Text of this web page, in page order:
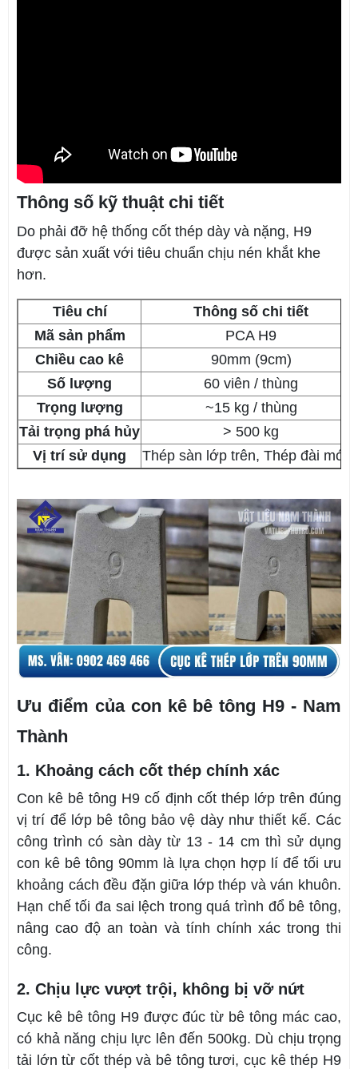
Thông số kỹ thuật chi tiết
Do phải đỡ hệ thống cốt thép dày và nặng, H9
được sản xuất với tiêu chuẩn chịu nén khắt khe
hơn.
Tiêu chí
Thông số chi tiết
Mã sản phẩm
PCA H9
Chiều cao kê
90mm (9cm)
Số lượng
60 viên / thùng
Trọng lượng
~15 kg / thùng
Tải trọng phá hủy
> 500 kg
Vị trí sử dụng
Thép sàn lớp trên, Thép đài
Ưu điểm của con kê bê tông H9 - Nam
Thành
1. Khoảng cách cốt thép chính xác
Con kê bê tông H9 cố định cốt thép lớp trên đúng
vị trí để lớp bê tông bảo vệ dày như thiết kế. Các
công trình có sàn dày từ 13 - 14 cm thì sử dụng
con kê bê tông 90mm là lựa chọn hợp lí để tối ưu
khoảng cách đều đặn giữa lớp thép và ván khuôn.
Hạn chế tối đa sai lệch trong quá trình đổ bê tông,
nâng cao độ an toàn và tính chính xác trong thi
công.
2. Chịu lực vượt trội, không bị vỡ nứt
Cục kê bê tông H9 được đúc từ bê tông mác cao,
có khả năng chịu lực lên đến 500kg. Dù chịu trọng
tải lớn từ cốt thép và bê tông tươi, cục kê thép H9